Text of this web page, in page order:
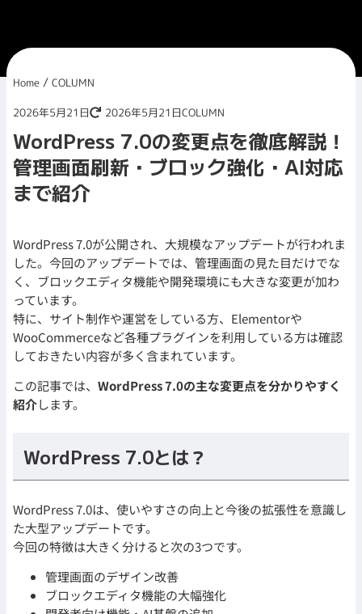
Home / COLUMN
2026年5月21日 2026年5月21日COLUMN
WordPress 7.0の変更点を徹底解説！
管理画面刷新・ブロック強化・AI対応
まで紹介
WordPress 7.0が公開され、大規模なアップデートが行われま
した。今回のアップデートでは、管理画面の見た目だけでな
く、ブロックエディタ機能や開発環境にも大きな変更が加わ
っています。
特に、サイト制作や運営をしている方、Elementorや
WooCommerceなど各種プラグインを利用している方は確認
しておきたい内容が多く含まれています。
この記事では、 WordPress 7.0の主な変更点を分かりやすく
紹介します。
WordPress 7.0とは？
WordPress 7.0は、使いやすさの向上と今後の拡張性を意識し
た大型アップデートです。
今回の特徴は大きく分けると次の3つです。
管理画面のデザイン改善
ブロックエディタ機能の大幅強化